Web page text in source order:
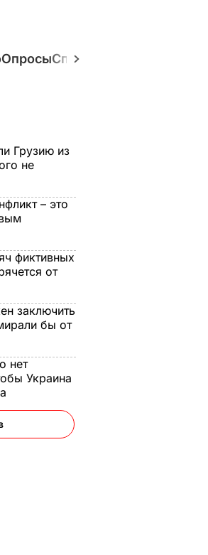
ОпросыСпецпроекты
Грузию из
не
– это
фиктивных
от
заключить
бы от
нет
Украина